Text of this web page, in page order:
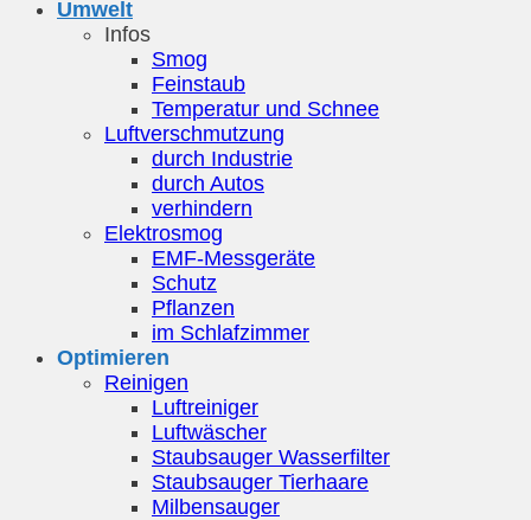
Umwelt
Infos
Smog
Feinstaub
Temperatur und Schnee
Luftverschmutzung
durch Industrie
durch Autos
verhindern
Elektrosmog
EMF-Messgeräte
Schutz
Pflanzen
im Schlafzimmer
Optimieren
Reinigen
Luftreiniger
Luftwäscher
Staubsauger Wasserfilter
Staubsauger Tierhaare
Milbensauger